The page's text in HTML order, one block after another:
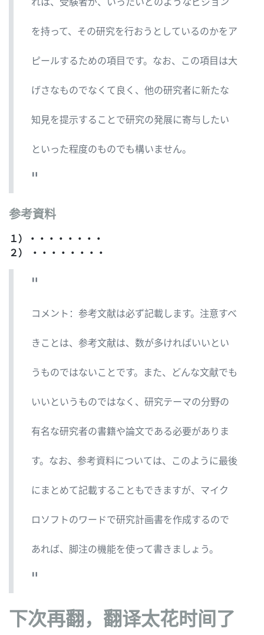
を持って、その研究を行おうとしているのかをア
ピールするための項目です。なお、この項目は大
げさなものでなくて良く、他の研究者に新たな
知見を提示することで研究の発展に寄与したい
といった程度のものでも構いません。
参考資料
１）・・・・・・・・
２） ・・・・・・・・
コメント：参考文献は必ず記載します。注意すべ
きことは、参考文献は、数が多ければいいとい
うものではないことです。また、どんな文献でも
いいというものではなく、研究テーマの分野の
有名な研究者の書籍や論文である必要がありま
す。なお、参考資料については、このように最後
にまとめて記載することもできますが、マイク
ロソフトのワードで研究計画書を作成するので
あれば、脚注の機能を使って書きましょう。
下次再翻，翻译太花时间了